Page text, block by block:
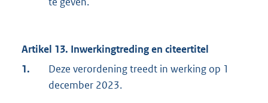
Artikel 13. Inwerkingtreding en citeertitel
1.
Deze verordening treedt in werking op 1
december 2023.